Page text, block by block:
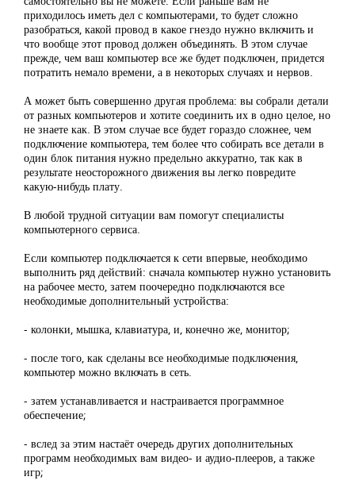
приходилось иметь дел с компьютерами, то будет сложно
разобраться, какой провод в какое гнездо нужно включить и
что вообще этот провод должен объединять. В этом случае
прежде, чем ваш компьютер все же будет подключен, придется
потратить немало времени, а в некоторых случаях и нервов.
А может быть совершенно другая проблема: вы собрали детали
от разных компьютеров и хотите соединить их в одно целое, но
не знаете как. В этом случае все будет гораздо сложнее, чем
подключение компьютера, тем более что собирать все детали в
один блок питания нужно предельно аккуратно, так как в
результате неосторожного движения вы легко повредите
какую-нибудь плату.
В любой трудной ситуации вам помогут специалисты
компьютерного сервиса.
Если компьютер подключается к сети впервые, необходимо
выполнить ряд действий: сначала компьютер нужно установить
на рабочее место, затем поочередно подключаются все
необходимые дополнительный устройства:
- колонки, мышка, клавиатура, и, конечно же, монитор;
- после того, как сделаны все необходимые подключения,
компьютер можно включать в сеть.
- затем устанавливается и настраивается программное
обеспечение;
- вслед за этим настаёт очередь других дополнительных
программ необходимых вам видео- и аудио-плееров, а также
игр;